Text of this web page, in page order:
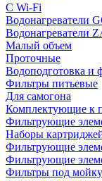
С Wi-Fi
Водонагреватели
Водонагреватели
Малый объем
Проточные
Водоподготовка и
Фильтры питьевые
Для самогона
Комплектующие к
Фильтрующие
Наборы
Фильтрующие
Фильтрующие
Фильтры под мойку